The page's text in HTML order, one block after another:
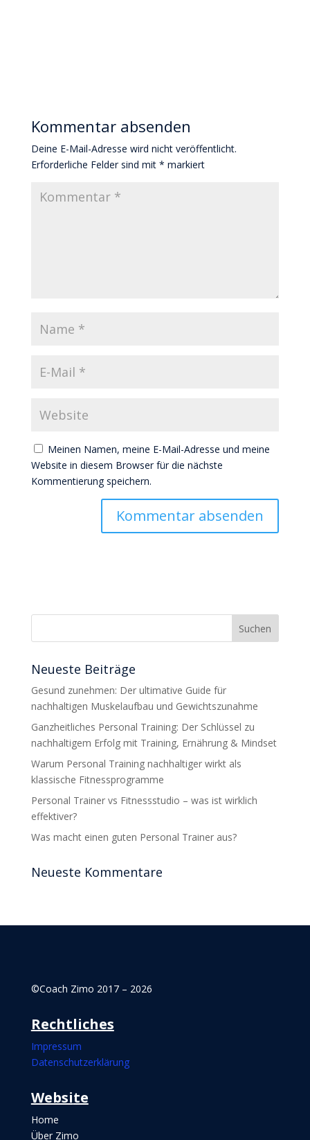
Kommentar absenden
Deine E-Mail-Adresse wird nicht veröffentlicht.
Erforderliche Felder sind mit * markiert
Meinen Namen, meine E-Mail-Adresse und meine
Website in diesem Browser für die nächste
Kommentierung speichern.
Neueste Beiträge
Gesund zunehmen: Der ultimative Guide für
nachhaltigen Muskelaufbau und Gewichtszunahme
Ganzheitliches Personal Training: Der Schlüssel zu
nachhaltigem Erfolg mit Training, Ernährung & Mindset
Warum Personal Training nachhaltiger wirkt als
klassische Fitnessprogramme
Personal Trainer vs Fitnessstudio – was ist wirklich
effektiver?
Was macht einen guten Personal Trainer aus?
Neueste Kommentare
©Coach Zimo 2017 – 2026
Rechtliches
Impressum
Datenschutzerklärung
Website
Home
Über Zimo